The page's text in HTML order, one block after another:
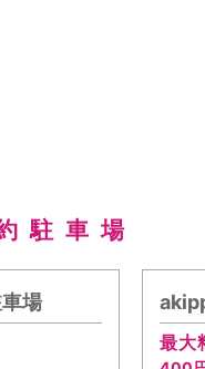
駐車場
場
最大